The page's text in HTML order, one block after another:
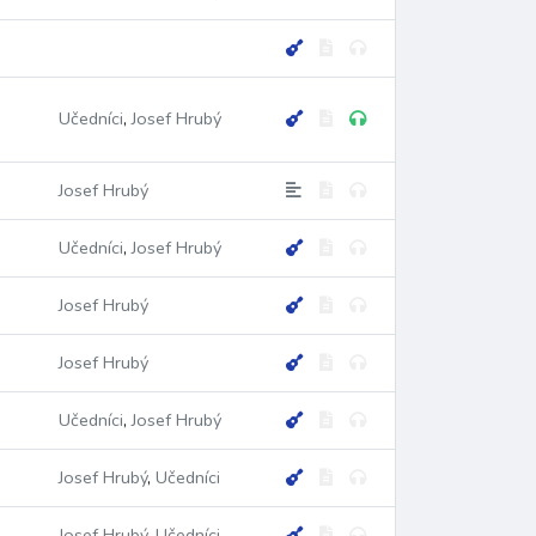
Boží dítě Boží přítomnost
sv. Dominik Savio sv. Maria Dominika
Učedníci, Josef Hrubý
Josef Hrubý
Učedníci, Josef Hrubý
Josef Hrubý
Josef Hrubý
Učedníci, Josef Hrubý
Josef Hrubý, Učedníci